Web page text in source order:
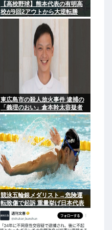
【高校野球】熊本代表の有明高
校が9回2アウトから大逆転勝
利！！！感動をありがとう
東広島市の殺人放火事件 逮捕の
「義理のおい」倉本幹太容疑者
夫婦への殺人や殺人未遂容疑に
ついては不起訴 放火などの罪で
は起訴
競泳五輪銀メダリスト→危険運
転致傷で起訴 重量挙げ日本代表
→万引きで強盗致傷で逮捕 脳筋
ヤバない？